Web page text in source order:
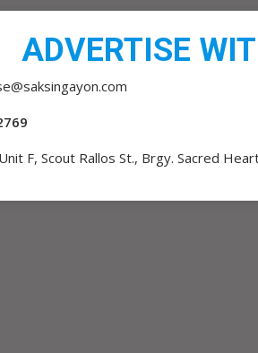
ADVERTISE
F, Scout Rallos St., Brgy. Sacred